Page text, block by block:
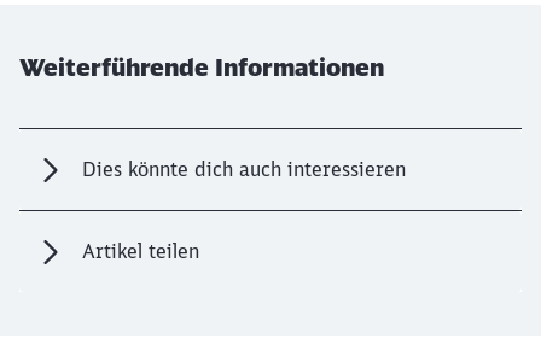
Weiterführende Informationen
Dies könnte dich auch interessieren
Artikel teilen